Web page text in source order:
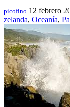
picofino 12 febrero
zelanda, Oceanía,